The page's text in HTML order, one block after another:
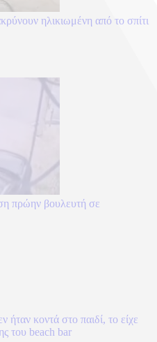
ηλικιωμένη από το σπίτι
πρώην βουλευτή σε
κοντά στο παιδί, το είχε
του beach bar